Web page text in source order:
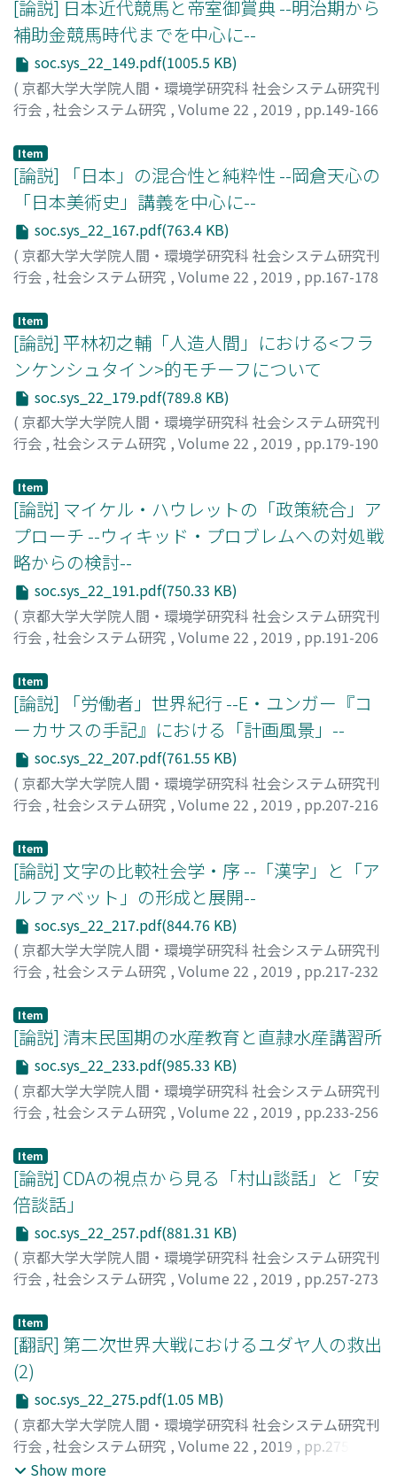
[論説] 日本近代競馬と帝室御賞典 --明治期から
補助金競馬時代までを中心に--
soc.sys_22_149.pdf(1005.5 KB)
( 京都大学大学院人間・環境学研究科 社会システム研究刊
行会 , 社会システム研究 , Volume 22 , 2019 , pp.149-166
高橋, 一友
Item
[論説] 「日本」の混合性と純粋性 --岡倉天心の
「日本美術史」講義を中心に--
soc.sys_22_167.pdf(763.4 KB)
( 京都大学大学院人間・環境学研究科 社会システム研究刊
行会 , 社会システム研究 , Volume 22 , 2019 , pp.167-178
銭, 正枝
Item
[論説] 平林初之輔「人造人間」における<フラ
ンケンシュタイン>的モチーフについて
soc.sys_22_179.pdf(789.8 KB)
( 京都大学大学院人間・環境学研究科 社会システム研究刊
行会 , 社会システム研究 , Volume 22 , 2019 , pp.179-190
道合, 裕基
Item
[論説] マイケル・ハウレットの「政策統合」ア
プローチ --ウィキッド・プロブレムへの対処戦
略からの検討--
soc.sys_22_191.pdf(750.33 KB)
( 京都大学大学院人間・環境学研究科 社会システム研究刊
行会 , 社会システム研究 , Volume 22 , 2019 , pp.191-206
奥田, 恒
Item
[論説] 「労働者」世界紀行 --E・ユンガー『コ
ーカサスの手記』における「計画風景」--
soc.sys_22_207.pdf(761.55 KB)
( 京都大学大学院人間・環境学研究科 社会システム研究刊
行会 , 社会システム研究 , Volume 22 , 2019 , pp.207-216
川野, 正嗣
Item
[論説] 文字の比較社会学・序 --「漢字」と「ア
ルファベット」の形成と展開--
soc.sys_22_217.pdf(844.76 KB)
( 京都大学大学院人間・環境学研究科 社会システム研究刊
行会 , 社会システム研究 , Volume 22 , 2019 , pp.217-232
鵜飼, 大介
Item
[論説] 清末民国期の水産教育と直隷水産講習所
soc.sys_22_233.pdf(985.33 KB)
( 京都大学大学院人間・環境学研究科 社会システム研究刊
行会 , 社会システム研究 , Volume 22 , 2019 , pp.233-256
楊, 峻懿
Item
[論説] CDAの視点から見る「村山談話」と「安
倍談話」
soc.sys_22_257.pdf(881.31 KB)
( 京都大学大学院人間・環境学研究科 社会システム研究刊
行会 , 社会システム研究 , Volume 22 , 2019 , pp.257-273
鹿, 雪瑩
ZHAO, Rong
Item
[翻訳] 第二次世界大戦におけるユダヤ人の救出
(2)
soc.sys_22_275.pdf(1.05 MB)
( 京都大学大学院人間・環境学研究科 社会システム研究刊
行会 , 社会システム研究 , Volume 22 , 2019 , pp.275-310
) Show more